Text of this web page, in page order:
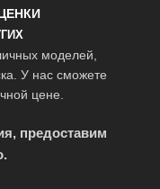
моделей,
У нас сможете
цене.
предоставим